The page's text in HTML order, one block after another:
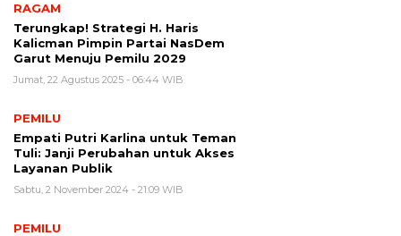
RAGAM
Terungkap! Strategi H. Haris
Kalicman Pimpin Partai NasDem
Garut Menuju Pemilu 2029
Jumat, 22 Agustus 2025 - 06:44 WIB
PEMILU
Empati Putri Karlina untuk Teman
Tuli: Janji Perubahan untuk Akses
Layanan Publik
Sabtu, 2 November 2024 - 21:09 WIB
PEMILU